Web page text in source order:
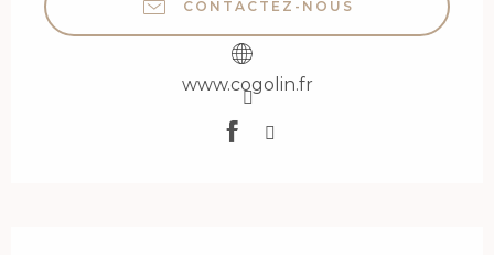
CONTACTEZ-NOUS
www.cogolin.fr